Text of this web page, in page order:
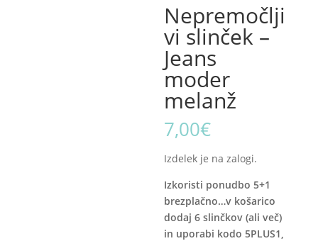
Nepremočlji
vi slinček –
Jeans
moder
melanž
7,00€
Izdelek je na zalogi.
Izkoristi ponudbo 5+1
brezplačno…v košarico
dodaj 6 slinčkov (ali več)
in uporabi kodo 5PLUS1,